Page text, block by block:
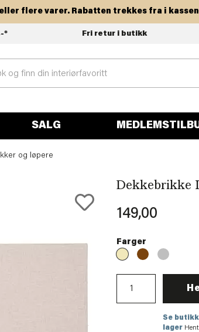
flere varer. Rabatten trekkes fra i kassen.
* Fri retur i butikk
SALG
og løpere
Dekkebrikke
149,00
Farger
Se
lagerHent